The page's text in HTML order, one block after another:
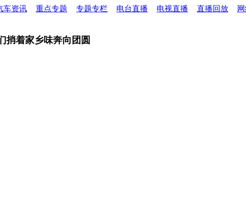
车资讯 重点专题 专题专栏 电台直播 电视直播 直播回放
捎着家乡味奔向团圆